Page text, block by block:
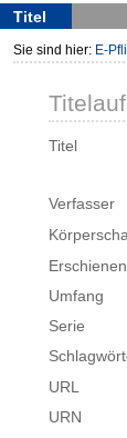
Titel
Sie sind hier: E-
Titel
Verfasser
Erschienen
Umfang
Serie
URL
URN